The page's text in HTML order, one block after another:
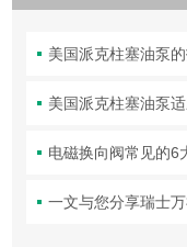
美国派克柱塞油泵
美国派克柱塞油泵
电磁换向阀常见的6
一文与您分享瑞士